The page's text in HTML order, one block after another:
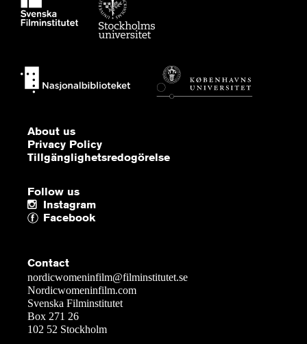
About us
Privacy Policy
Tillgänglighetsredogörelse
Follow us
Instagram
Facebook
Contact
nordicwomeninfilm@filminstitutet.se
Nordicwomeninfilm.com
Svenska Filminstitutet
Box 271 26
102 52 Stockholm